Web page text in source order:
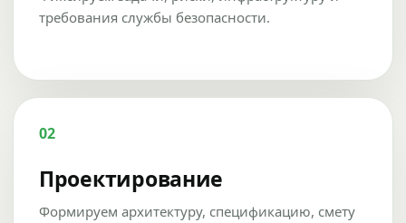
требования службы безопасности.
02
Проектирование
Формируем архитектуру, спецификацию, смету